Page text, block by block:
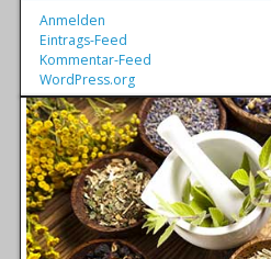
Anmelden
Eintrags-Feed
Kommentar-Feed
WordPress.org